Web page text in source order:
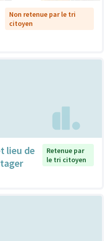
Non retenue par le tri
citoyen
lieu de
Retenue par
le tri citoyen